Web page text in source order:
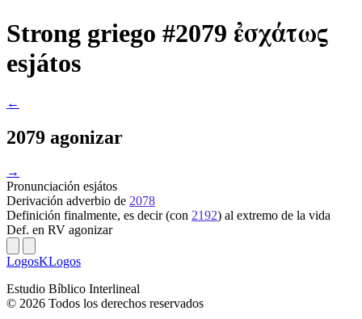
Strong griego #2079 ἐσχάτως
esjátos
←
2079 agonizar
→
Pronunciación esjátos
Derivación adverbio de 2078
Definición finalmente, es decir (con 2192) al extremo de la vida
Def. en RV agonizar
LogosKLogos
Estudio Bíblico Interlineal
© 2026 Todos los derechos reservados